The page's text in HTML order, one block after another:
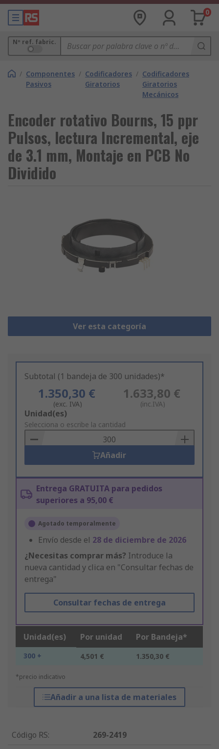
0
Nº ref. fabric.
/ Componentes
Pasivos
/ Codificadores
Giratorios
/ Codificadores
Giratorios
Mecánicos
Encoder rotativo Bourns, 15 ppr
Pulsos, lectura Incremental, eje
de 3.1 mm, Montaje en PCB No
Dividido
Ver esta categoría
Subtotal (1 bandeja de 300 unidades)*
1.350,30 €
(exc. IVA)
1.633,80 €
(inc.IVA)
Add
to
Basket
Unidad(es)
Selecciona o escribe la cantidad
Añadir
Entrega GRATUITA para pedidos
superiores a 95,00 €
Agotado temporalmente
Envío desde el 28 de diciembre de 2026
¿Necesitas comprar más? Introduce la
nueva cantidad y clica en "Consultar fechas de
entrega"
Consultar fechas de entrega
Unidad(es) Por unidad Por Bandeja*
300 + 4,501 € 1.350,30 €
*precio indicativo
Añadir a una lista de materiales
Código RS:
269-2419